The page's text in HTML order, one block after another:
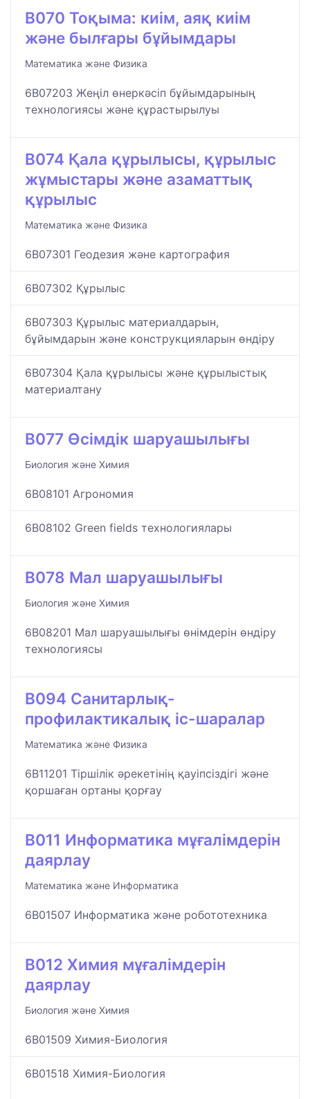
B070 Тоқыма: киім, аяқ киім
және былғары бұйымдары
Математика және Физика
6B07203 Жеңіл өнеркәсіп бұйымдарының
технологиясы және құрастырылуы
B074 Қала құрылысы, құрылыс
жұмыстары және азаматтық
құрылыс
Математика және Физика
6B07301 Геодезия және картография
6B07302 Құрылыс
6B07303 Құрылыс материалдарын,
бұйымдарын және конструкцияларын өндіру
6B07304 Қала құрылысы және құрылыстық
материалтану
B077 Өсімдік шаруашылығы
Биология және Химия
6B08101 Агрономия
6B08102 Green fields технологиялары
B078 Мал шаруашылығы
Биология және Химия
6B08201 Мал шаруашылығы өнімдерін өндіру
технологиясы
B094 Санитарлық-
профилактикалық іс-шаралар
Математика және Физика
6B11201 Тіршілік әрекетінің қауіпсіздігі және
қоршаған ортаны қорғау
B011 Информатика мұғалімдерін
даярлау
Математика және Информатика
6B01507 Информатика және робототехника
B012 Химия мұғалімдерін
даярлау
Биология және Химия
6B01509 Химия-Биология
6B01518 Химия-Биология